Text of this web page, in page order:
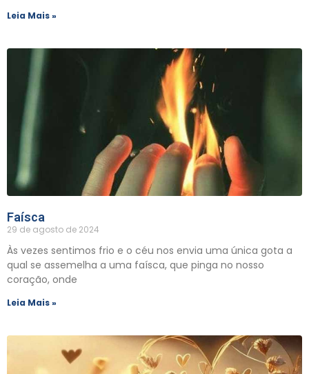
Leia Mais »
Faísca
29 de agosto de 2024
Às vezes sentimos frio e o céu nos envia uma única gota a
qual se assemelha a uma faísca, que pinga no nosso
coração, onde
Leia Mais »